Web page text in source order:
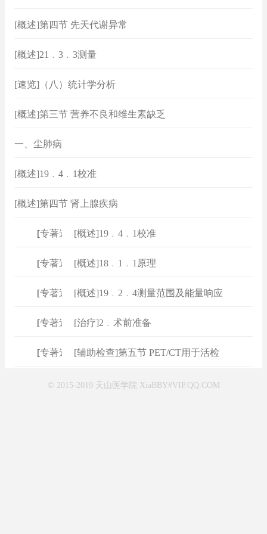
[概述]第四节 先天代谢异常
[概述]21﹒3﹒3测量
[速览]（八）统计学分析
[概述]第三节 营养不良和维生素缺乏
一、尘肺病
[概述]19﹒4﹒1校准
[概述]第四节 肾上腺疾病
专著速查]
[概述]19﹒4﹒1校准
专著速查]
[概述]18﹒1﹒1原理
专著速查]
[概述]19﹒2﹒4测量范围及能量响应
专著速查]
[治疗]2﹒术前准备
专著速查]
[辅助检查]第五节 PET/CT用于活检
© 2015-2019 天山医学院 XiaBBY#VIP.QQ.COM